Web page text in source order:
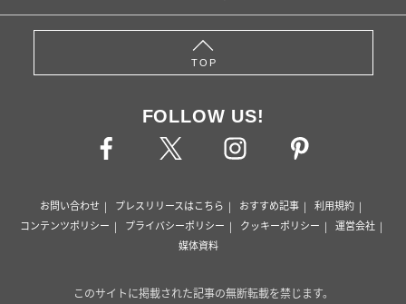
TOP
FOLLOW US!
お問い合わせ プレスリリースはこちら おすすめ記事
利用規約
コンテンツポリシー
プライバシーポリシー クッキーポリシー
運営会社
媒体資料
このサイトに掲載された記事の無断転載を禁じます。